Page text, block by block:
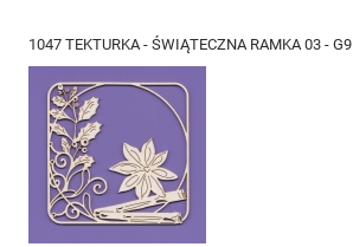
1047 TEKTURKA - ŚWIĄTECZNA RAMKA 03 - G9